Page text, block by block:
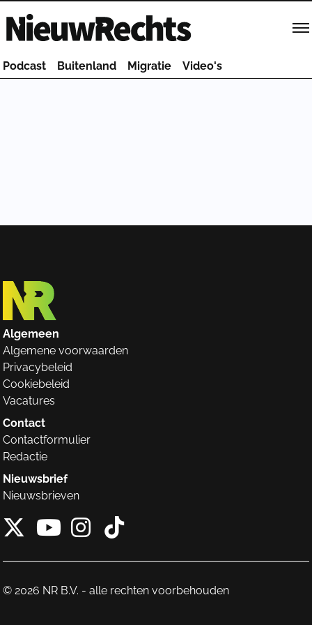
Homepage van NieuwRechts
Podcast Buitenland Migratie Video's
Algemeen
Algemene voorwaarden
Privacybeleid
Cookiebeleid
Vacatures
Contact
Contactformulier
Redactie
Nieuwsbrief
Nieuwsbrieven
X van NieuwRechts
Instagram van
Tiktok van
© 2026 NR B.V. - alle rechten voorbehouden